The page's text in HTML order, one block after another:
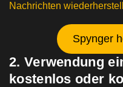
Nachrichten
Spynger
2. Verwendung
kostenlos oder